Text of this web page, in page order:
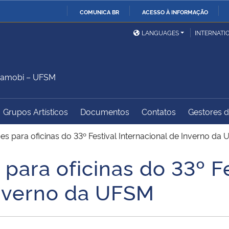
COMUNICA BR ACESSO À INFORMAÇÃO
Ministério da Defesa
Ministério das Relações
Exteriores
Ministério do
Desenvolvimento Regional
Controladoria-Geral da
União
Advocacia-Geral da União Banco Central do Brasil
LANGUAGES
– UFSM
Grupos Artísticos Documentos Contatos Gestores
para oficinas do 33º Festival Internacional de Inverno da
oficinas do 33º
da UFSM